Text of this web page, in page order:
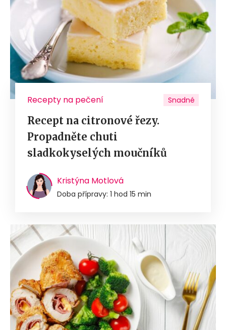
Recepty na pečení Snadné
Recept na citronové řezy.
Propadněte chuti
sladkokyselých moučníků
Kristýna Motlová
Doba přípravy: 1 hod 15 min